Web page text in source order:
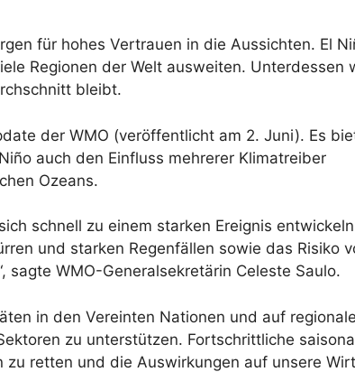
für hohes Vertrauen in die Aussichten. El
Regionen der Welt ausweiten. Unterdessen
bleibt.
der WMO (veröffentlicht am 2. Juni). Es
auch den Einfluss mehrerer Klimatreiber
Ozeans.
schnell zu einem starken Ereignis
und starken Regenfällen sowie das Risiko
sagte WMO-Generalsekretärin Celeste Saulo.
in den Vereinten Nationen und auf
zu unterstützen. Fortschrittliche
retten und die Auswirkungen auf unsere